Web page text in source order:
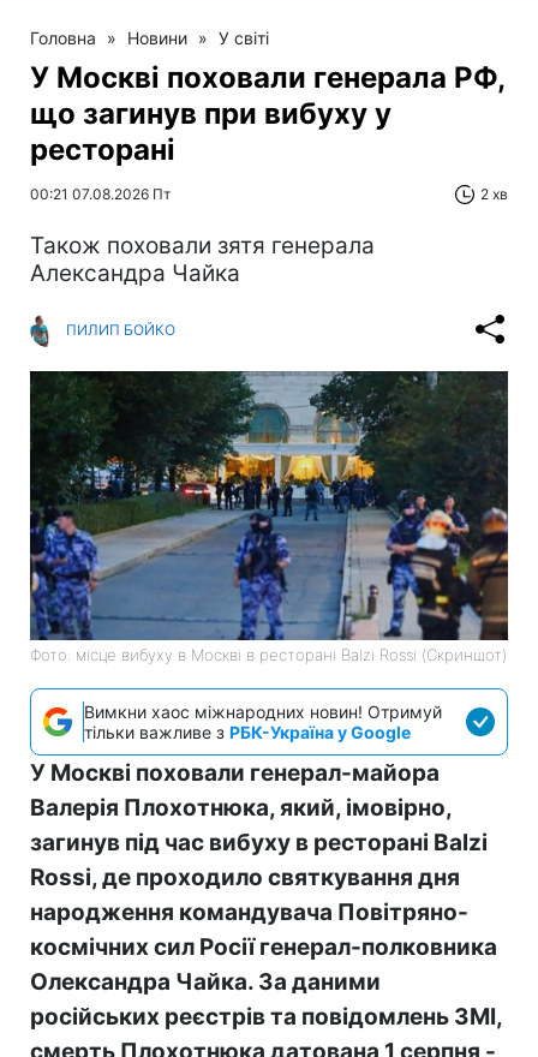
Головна » Новини » У світі
У Москві поховали генерала РФ,
що загинув при вибуху у
ресторані
00:21 07.08.2026 Пт 2 хв
Також поховали зятя генерала
Александра Чайка
ПИЛИП БОЙКО
Фото: місце вибуху в Москві в ресторані Balzi Rossi (Скриншот)
Вимкни хаос міжнародних новин! Отримуй
тільки важливе з РБК-Україна у Google
У Москві поховали генерал-майора
Валерія Плохотнюка, який, імовірно,
загинув під час вибуху в ресторані Balzi
Rossi, де проходило святкування дня
народження командувача Повітряно-
космічних сил Росії генерал-полковника
Олександра Чайка. За даними
російських реєстрів та повідомлень ЗМІ,
смерть Плохотнюка датована 1 серпня -